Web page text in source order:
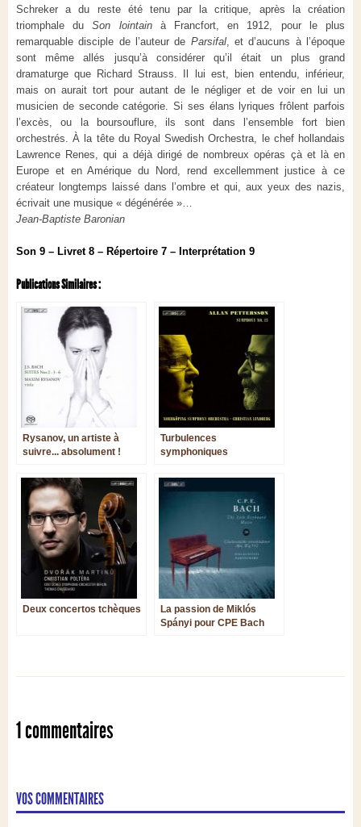
Schreker a du reste été tenu par la critique, après la création
triomphale duSon lointainà Francfort, en 1912, pour le plus
remarquable disciple de l’auteur de Parsifal, et d’aucuns à l’époque
sont même allés jusqu’à considérer qu’il était un plus grand
dramaturge que Richard Strauss. Il lui est, bien entendu, inférieur,
mais on aurait tort pour autant de le négliger et de voir en lui un
musicien de seconde catégorie. Si ses élans lyriques frôlent parfois
l’excès, ou la boursouflure, ils sont dans l’ensemble fort bien
orchestrés. À la tête du Royal Swedish Orchestra, le chef hollandais
Lawrence Renes, qui a déjà dirigé de nombreux opéras çà et là en
Europe et en Amérique du Nord, rend excellemment justice à ce
créateur longtemps laissé dans l’ombre et qui, aux yeux des nazis,
écrivait une musique « dégénérée »…
Jean-Baptiste Baronian
Son 9 – Livret 8 – Répertoire 7 – Interprétation 9
Publications Similaires :
Rysanov, un artiste à
suivre... absolument !
Turbulences
symphoniques
Deux concertos tchèques
La passion de Miklós
Spányi pour CPE Bach
1 commentaires
VOS COMMENTAIRES